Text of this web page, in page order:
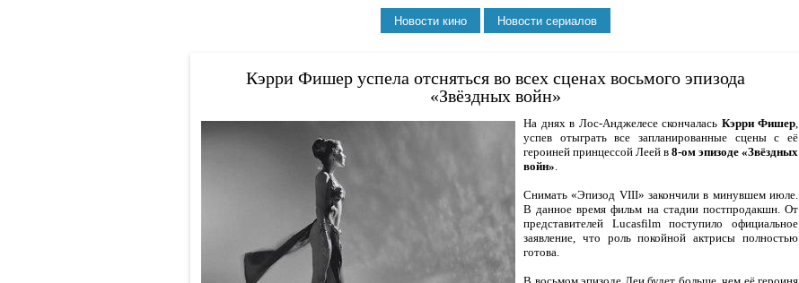
Кэрри Фишер успела отсняться во всех сценах восьмого эпизода
«Звёздных войн»
На днях в Лос-Анджелесе скончалась Кэрри Фишер,
успев отыграть все запланированные сцены с её
героиней принцессой Леей в 8-ом эпизоде «Звёздных
войн».
Снимать «Эпизод VIII» закончили в минувшем июле.
В данное время фильм на стадии постпродакшн. От
представителей Lucasfilm поступило официальное
заявление, что роль покойной актрисы полностью
готова.